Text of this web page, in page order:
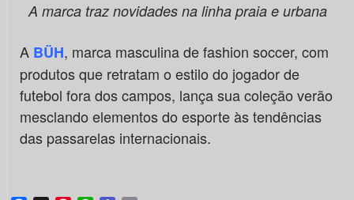
A marca traz novidades na linha praia e urbana
A BÜH, marca masculina de fashion soccer, com
produtos que retratam o estilo do jogador de
futebol fora dos campos, lança sua coleção verão
mesclando elementos do esporte às tendências
das passarelas internacionais.